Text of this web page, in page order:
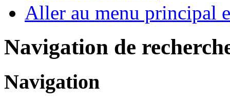
Aller au menu principal
Navigation de
Navigation